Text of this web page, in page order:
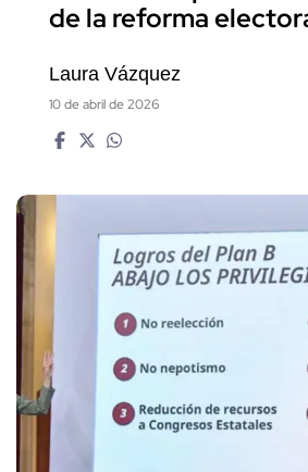
de la reforma
Laura Vázquez
10 de abril de 2026